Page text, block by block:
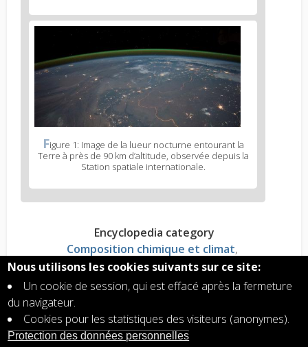
Figure 1: Image de la lueur nocturne entourant la
Terre à près de 90 km d’altitude, observée depuis la
Station spatiale internationale.
Encyclopedia category
Composition chimique et climat
Aéronomie planétaire
Rayonnement solaire
Read more?
Aurores polaires: quand les particules du Soleil
Nous utilisons les cookies suivants sur ce site:
Un cookie de session, qui est effacé après la fermeture
du navigateur.
Cookies pour les statistiques des visiteurs (anonymes).
Protection des données personnelles